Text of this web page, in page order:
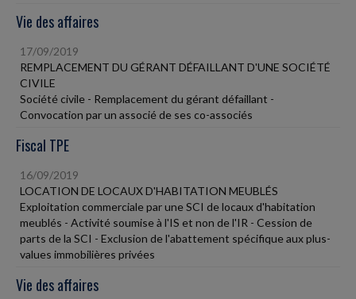
Vie des affaires
17/09/2019
REMPLACEMENT DU GÉRANT DÉFAILLANT D'UNE SOCIÉTÉ
CIVILE
Société civile - Remplacement du gérant défaillant -
Convocation par un associé de ses co-associés
Fiscal TPE
16/09/2019
LOCATION DE LOCAUX D'HABITATION MEUBLÉS
Exploitation commerciale par une SCI de locaux d'habitation
meublés - Activité soumise à l'IS et non de l'IR - Cession de
parts de la SCI - Exclusion de l'abattement spécifique aux plus-
values immobilières privées
Vie des affaires